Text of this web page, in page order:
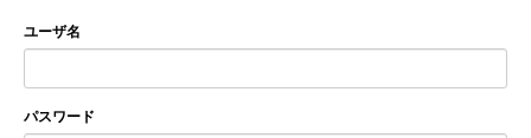
ユーザ名
パスワード